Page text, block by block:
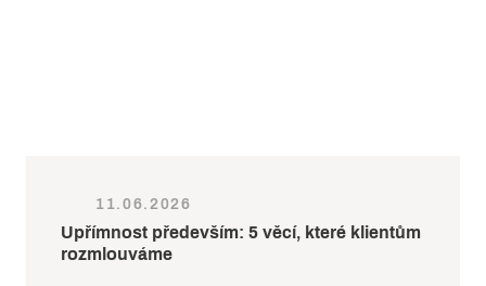
11.06.2026
Upřímnost především: 5 věcí, které klientům
rozmlouváme